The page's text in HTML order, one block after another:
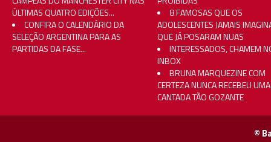
ÚLTIMAS QUATRO EDIÇÕES...
CONFIRA O CALENDÁRIO DA
SELEÇÃO ARGENTINA PARA AS
PARTIDAS DA FASE...
8 FAMOSAS QUE OS
ADOLESCENTES JAMAIS
QUE JÁ POSARAM NUAS
INTERESSADOS, CHAMEM
INBOX
BRUNA MARQUEZINE COM
CERTEZA NUNCA RECEBEU UMA
CANTADA TÃO GOZANTE
©